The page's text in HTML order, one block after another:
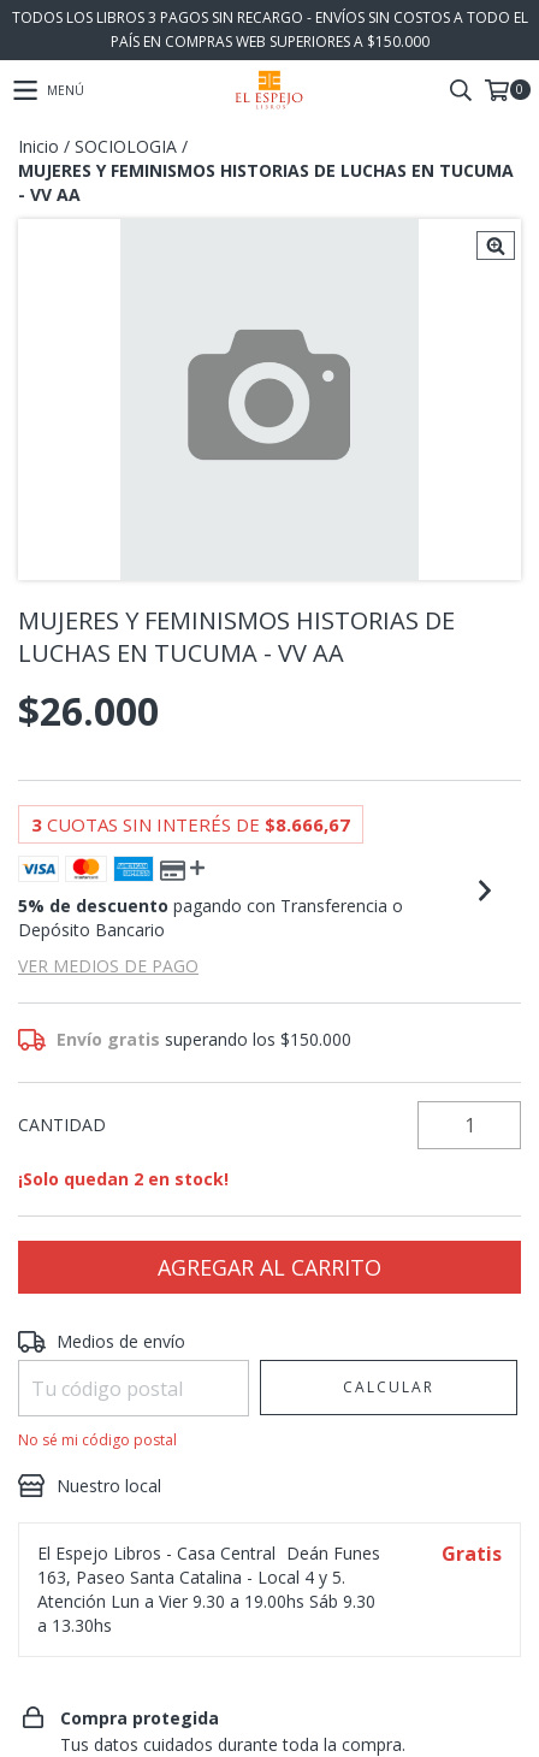
TODOS LOS LIBROS 3 PAGOS SIN RECARGO - ENVÍOS SIN COSTOS A TODO EL
PAÍS EN COMPRAS WEB SUPERIORES A $150.000
MENÚ 0
Inicio / SOCIOLOGIA /
MUJERES Y FEMINISMOS HISTORIAS DE LUCHAS EN TUCUMA
- VV AA
MUJERES Y FEMINISMOS HISTORIAS DE
LUCHAS EN TUCUMA - VV AA
$26.000
3 CUOTAS SIN INTERÉS DE $8.666,67
5% de descuento pagando con Transferencia o
Depósito Bancario
VER MEDIOS DE PAGO
Envío gratis superando los$150.000
CANTIDAD
¡Solo quedan 2 en stock!
Entregas para el CP:
Medios de envío
CALCULAR
No sé mi código postal
Nuestro local
El Espejo Libros - Casa Central Deán Funes
163, Paseo Santa Catalina - Local 4 y 5.
Atención Lun a Vier 9.30 a 19.00hs Sáb 9.30
a 13.30hs
Gratis
Compra protegida
Tus datos cuidados durante toda la compra.